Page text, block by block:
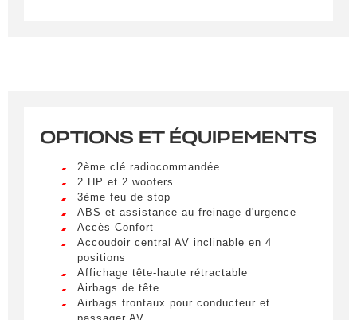
Remplissez le formulaire ci-dessous pour recevoir
une notification par e-mail dès qu’un véhicule
correspondant à vos critères sera disponible.
Civilité *
M.
LIVRAISON PARTOUT EN
FRANCE
OPTIONS ET ÉQUIPEMENTS
2ème clé radiocommandée
2 HP et 2 woofers
3ème feu de stop
ABS et assistance au freinage d'urgence
Accès Confort
Accoudoir central AV inclinable en 4
positions
Affichage tête-haute rétractable
Airbags de tête
Airbags frontaux pour conducteur et